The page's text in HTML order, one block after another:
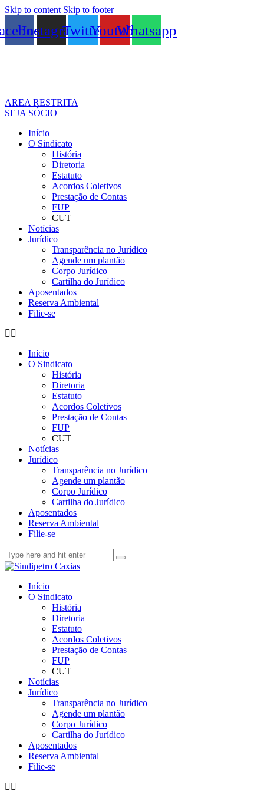
Skip to content Skip to footer
InstagramTwitterYoutubeWhatsapp
AREA RESTRITA
SEJA SÓCIO
Início
O Sindicato
História
Diretoria
Estatuto
Acordos Coletivos
Prestação de Contas
FUP
CUT
Notícias
Jurídico
Transparência no Jurídico
Agende um plantão
Corpo Jurídico
Cartilha do Jurídico
Aposentados
Reserva Ambiental
Filie-se
Início
O Sindicato
História
Diretoria
Estatuto
Acordos Coletivos
Prestação de Contas
FUP
CUT
Notícias
Jurídico
Transparência no Jurídico
Agende um plantão
Corpo Jurídico
Cartilha do Jurídico
Aposentados
Reserva Ambiental
Filie-se
Início
O Sindicato
História
Diretoria
Estatuto
Acordos Coletivos
Prestação de Contas
FUP
CUT
Notícias
Jurídico
Transparência no Jurídico
Agende um plantão
Corpo Jurídico
Cartilha do Jurídico
Aposentados
Reserva Ambiental
Filie-se